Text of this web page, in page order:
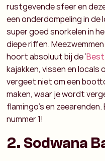
rustgevende sfeer en
een onderdompeling in de
super goed snorkelen in
diepe riffen.
hoort absoluut bij de ‘
kajakken, vissen en
vergeet niet om een
maken, waar je wordt
flamingo’s en
nummer 1!
2. Sodwana